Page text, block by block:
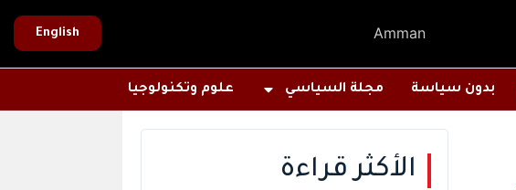
Amman
English
بدون سياسة مجلة السياسي علوم وتكنولوجيا
الأكثر قراءة